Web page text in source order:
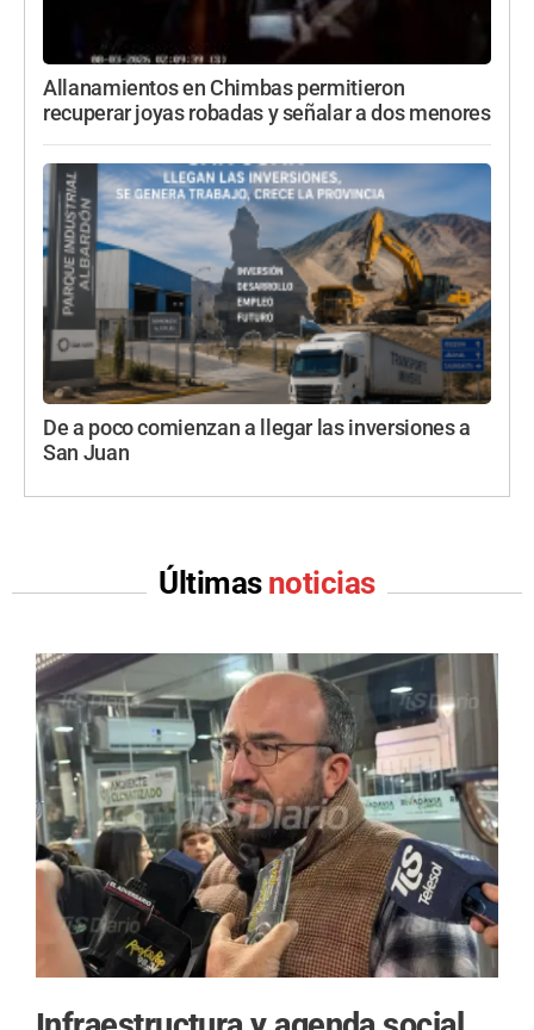
Allanamientos en Chimbas permitieron
recuperar joyas robadas y señalar a dos menores
De a poco comienzan a llegar las inversiones a
San Juan
Últimas noticias